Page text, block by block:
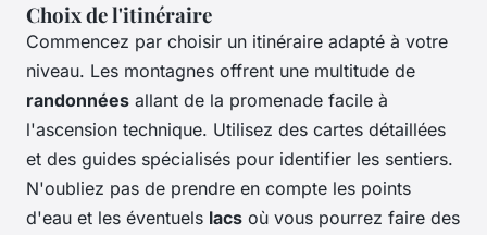
Choix de l'itinéraire
Commencez par choisir un itinéraire adapté à votre
niveau. Les montagnes offrent une multitude de
randonnées allant de la promenade facile à
l'ascension technique. Utilisez des cartes détaillées
et des guides spécialisés pour identifier les sentiers.
N'oubliez pas de prendre en compte les points
d'eau et les éventuels lacs où vous pourrez faire des